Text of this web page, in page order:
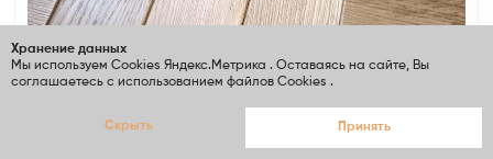
Хранение данных
Мы используем Cookies Яндекс.Метрика . Оставаясь на сайте, Вы
соглашаетесь с использованием файлов Cookies .
Скрыть Принять